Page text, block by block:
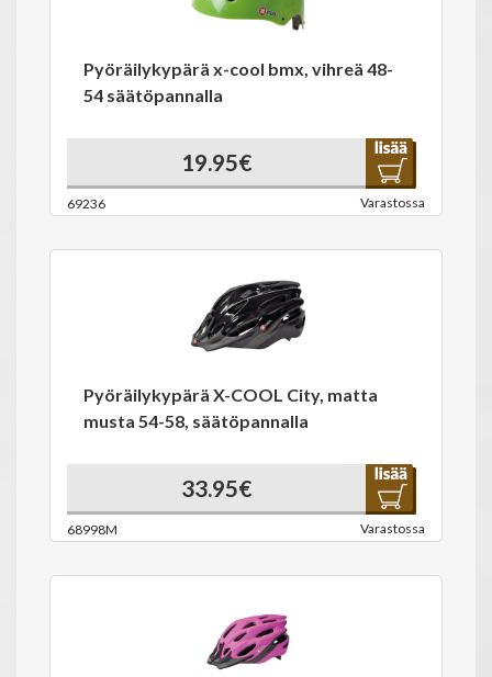
Pyöräilykypärä x-cool bmx, vihreä 48-
54 säätöpannalla
19.95€
69236 Varastossa
Pyöräilykypärä X-COOL City, matta
musta 54-58, säätöpannalla
33.95€
68998M Varastossa